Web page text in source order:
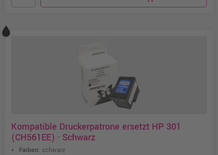
Kompatible Druckerpatrone ersetzt HP 301
(CH561EE) · Schwarz
Farben: schwarz